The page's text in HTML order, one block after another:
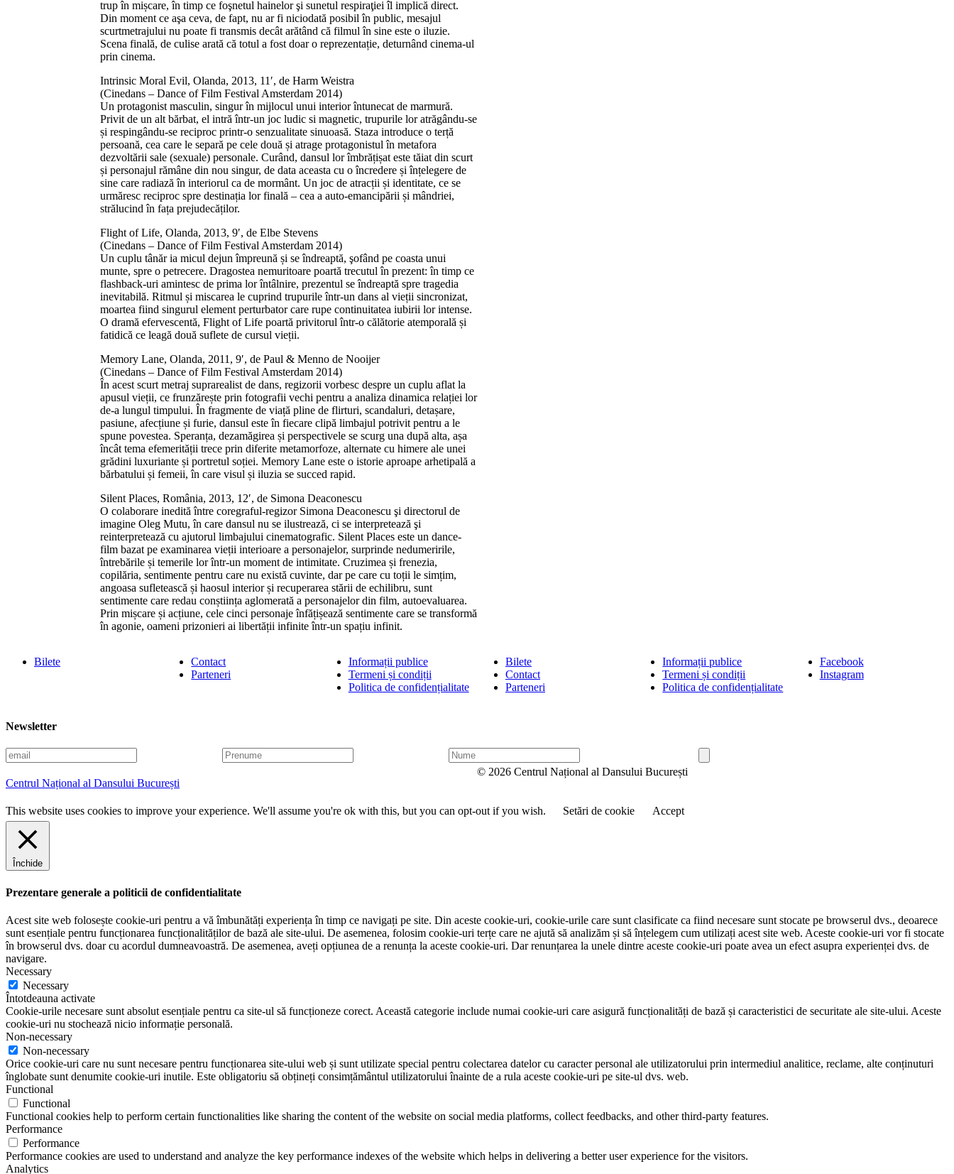
trup în mișcare, în timp ce foşnetul hainelor şi sunetul respiraţiei îl implică direct.
Din moment ce aşa ceva, de fapt, nu ar fi niciodată posibil în public, mesajul
scurtmetrajului nu poate fi transmis decât arătând că filmul în sine este o iluzie.
Scena finală, de culise arată că totul a fost doar o reprezentație, deturnând cinema-ul
prin cinema.
Intrinsic Moral Evil, Olanda, 2013, 11′, de Harm Weistra
(Cinedans – Dance of Film Festival Amsterdam 2014)
Un protagonist masculin, singur în mijlocul unui interior întunecat de marmură.
Privit de un alt bărbat, el intră într-un joc ludic si magnetic, trupurile lor atrăgându-se
și respingându-se reciproc printr-o senzualitate sinuoasă. Staza introduce o terță
persoană, cea care le separă pe cele două și atrage protagonistul în metafora
dezvoltării sale (sexuale) personale. Curând, dansul lor îmbrățișat este tăiat din scurt
și personajul rămâne din nou singur, de data aceasta cu o încredere și înțelegere de
sine care radiază în interiorul ca de mormânt. Un joc de atracții și identitate, ce se
urmăresc reciproc spre destinația lor finală – cea a auto-emancipării și mândriei,
strălucind în fața prejudecăților.
Flight of Life, Olanda, 2013, 9′, de Elbe Stevens
(Cinedans – Dance of Film Festival Amsterdam 2014)
Un cuplu tânăr ia micul dejun împreună și se îndreaptă, şofând pe coasta unui
munte, spre o petrecere. Dragostea nemuritoare poartă trecutul în prezent: în timp ce
flashback-uri amintesc de prima lor întâlnire, prezentul se îndreaptă spre tragedia
inevitabilă. Ritmul și miscarea le cuprind trupurile într-un dans al vieții sincronizat,
moartea fiind singurul element perturbator care rupe continuitatea iubirii lor intense.
O dramă efervescentă, Flight of Life poartă privitorul într-o călătorie atemporală și
fatidică ce leagă două suflete de cursul vieții.
Memory Lane, Olanda, 2011, 9′, de Paul & Menno de Nooijer
(Cinedans – Dance of Film Festival Amsterdam 2014)
În acest scurt metraj suprarealist de dans, regizorii vorbesc despre un cuplu aflat la
apusul vieții, ce frunzărește prin fotografii vechi pentru a analiza dinamica relației lor
de-a lungul timpului. În fragmente de viață pline de flirturi, scandaluri, detașare,
pasiune, afecțiune și furie, dansul este în fiecare clipă limbajul potrivit pentru a le
spune povestea. Speranța, dezamăgirea și perspectivele se scurg una după alta, așa
încât tema efemerității trece prin diferite metamorfoze, alternate cu himere ale unei
grădini luxuriante și portretul soției. Memory Lane este o istorie aproape arhetipală a
bărbatului și femeii, în care visul și iluzia se succed rapid.
Silent Places, România, 2013, 12′, de Simona Deaconescu
O colaborare inedită între coregraful-regizor Simona Deaconescu şi directorul de
imagine Oleg Mutu, în care dansul nu se ilustrează, ci se interpretează şi
reinterpretează cu ajutorul limbajului cinematografic. Silent Places este un dance-
film bazat pe examinarea vieții interioare a personajelor, surprinde nedumeririle,
întrebările și temerile lor într-un moment de intimitate. Cruzimea și frenezia,
copilăria, sentimente pentru care nu există cuvinte, dar pe care cu toții le simțim,
angoasa sufletească și haosul interior și recuperarea stării de echilibru, sunt
sentimente care redau conștiința aglomerată a personajelor din film, autoevaluarea.
Prin mișcare și acțiune, cele cinci personaje înfățișează sentimente care se transformă
în agonie, oameni prizonieri ai libertății infinite într-un spațiu infinit.
Bilete
Contact
Parteneri
Informații publice
Termeni și condiții
Politica de confidențialitate
Bilete
Contact
Parteneri
Informații publice
Termeni și condiții
Politica de confidențialitate
Facebook
Instagram
Newsletter
E
m
a
i
l
P
r
u
m
N
u
Centrul Național al Dansului București
© 2026 Centrul Național al Dansului București
This website uses cookies to improve your experience. We'll assume you're ok with this, but you can opt-out if you wish. Setări de cookie Accept
Închide
Prezentare generale a politicii de confidentialitate
Acest site web folosește cookie-uri pentru a vă îmbunătăți experiența în timp ce navigați pe site. Din aceste cookie-uri, cookie-urile care sunt clasificate ca fiind necesare sunt stocate pe browserul dvs., deoarece
sunt esențiale pentru funcționarea funcționalităților de bază ale site-ului. De asemenea, folosim cookie-uri terțe care ne ajută să analizăm și să înțelegem cum utilizați acest site web. Aceste cookie-uri vor fi stocate
în browserul dvs. doar cu acordul dumneavoastră. De asemenea, aveți opțiunea de a renunța la aceste cookie-uri. Dar renunțarea la unele dintre aceste cookie-uri poate avea un efect asupra experienței dvs. de
navigare.
Necessary
Necessary
Întotdeauna activate
Cookie-urile necesare sunt absolut esențiale pentru ca site-ul să funcționeze corect. Această categorie include numai cookie-uri care asigură funcționalități de bază și caracteristici de securitate ale site-ului. Aceste
cookie-uri nu stochează nicio informație personală.
Non-necessary
Non-necessary
Orice cookie-uri care nu sunt necesare pentru funcționarea site-ului web și sunt utilizate special pentru colectarea datelor cu caracter personal ale utilizatorului prin intermediul analitice, reclame, alte conținuturi
înglobate sunt denumite cookie-uri inutile. Este obligatoriu să obțineți consimțământul utilizatorului înainte de a rula aceste cookie-uri pe site-ul dvs. web.
Functional
Functional
Functional cookies help to perform certain functionalities like sharing the content of the website on social media platforms, collect feedbacks, and other third-party features.
Performance
Performance
Performance cookies are used to understand and analyze the key performance indexes of the website which helps in delivering a better user experience for the visitors.
Analytics